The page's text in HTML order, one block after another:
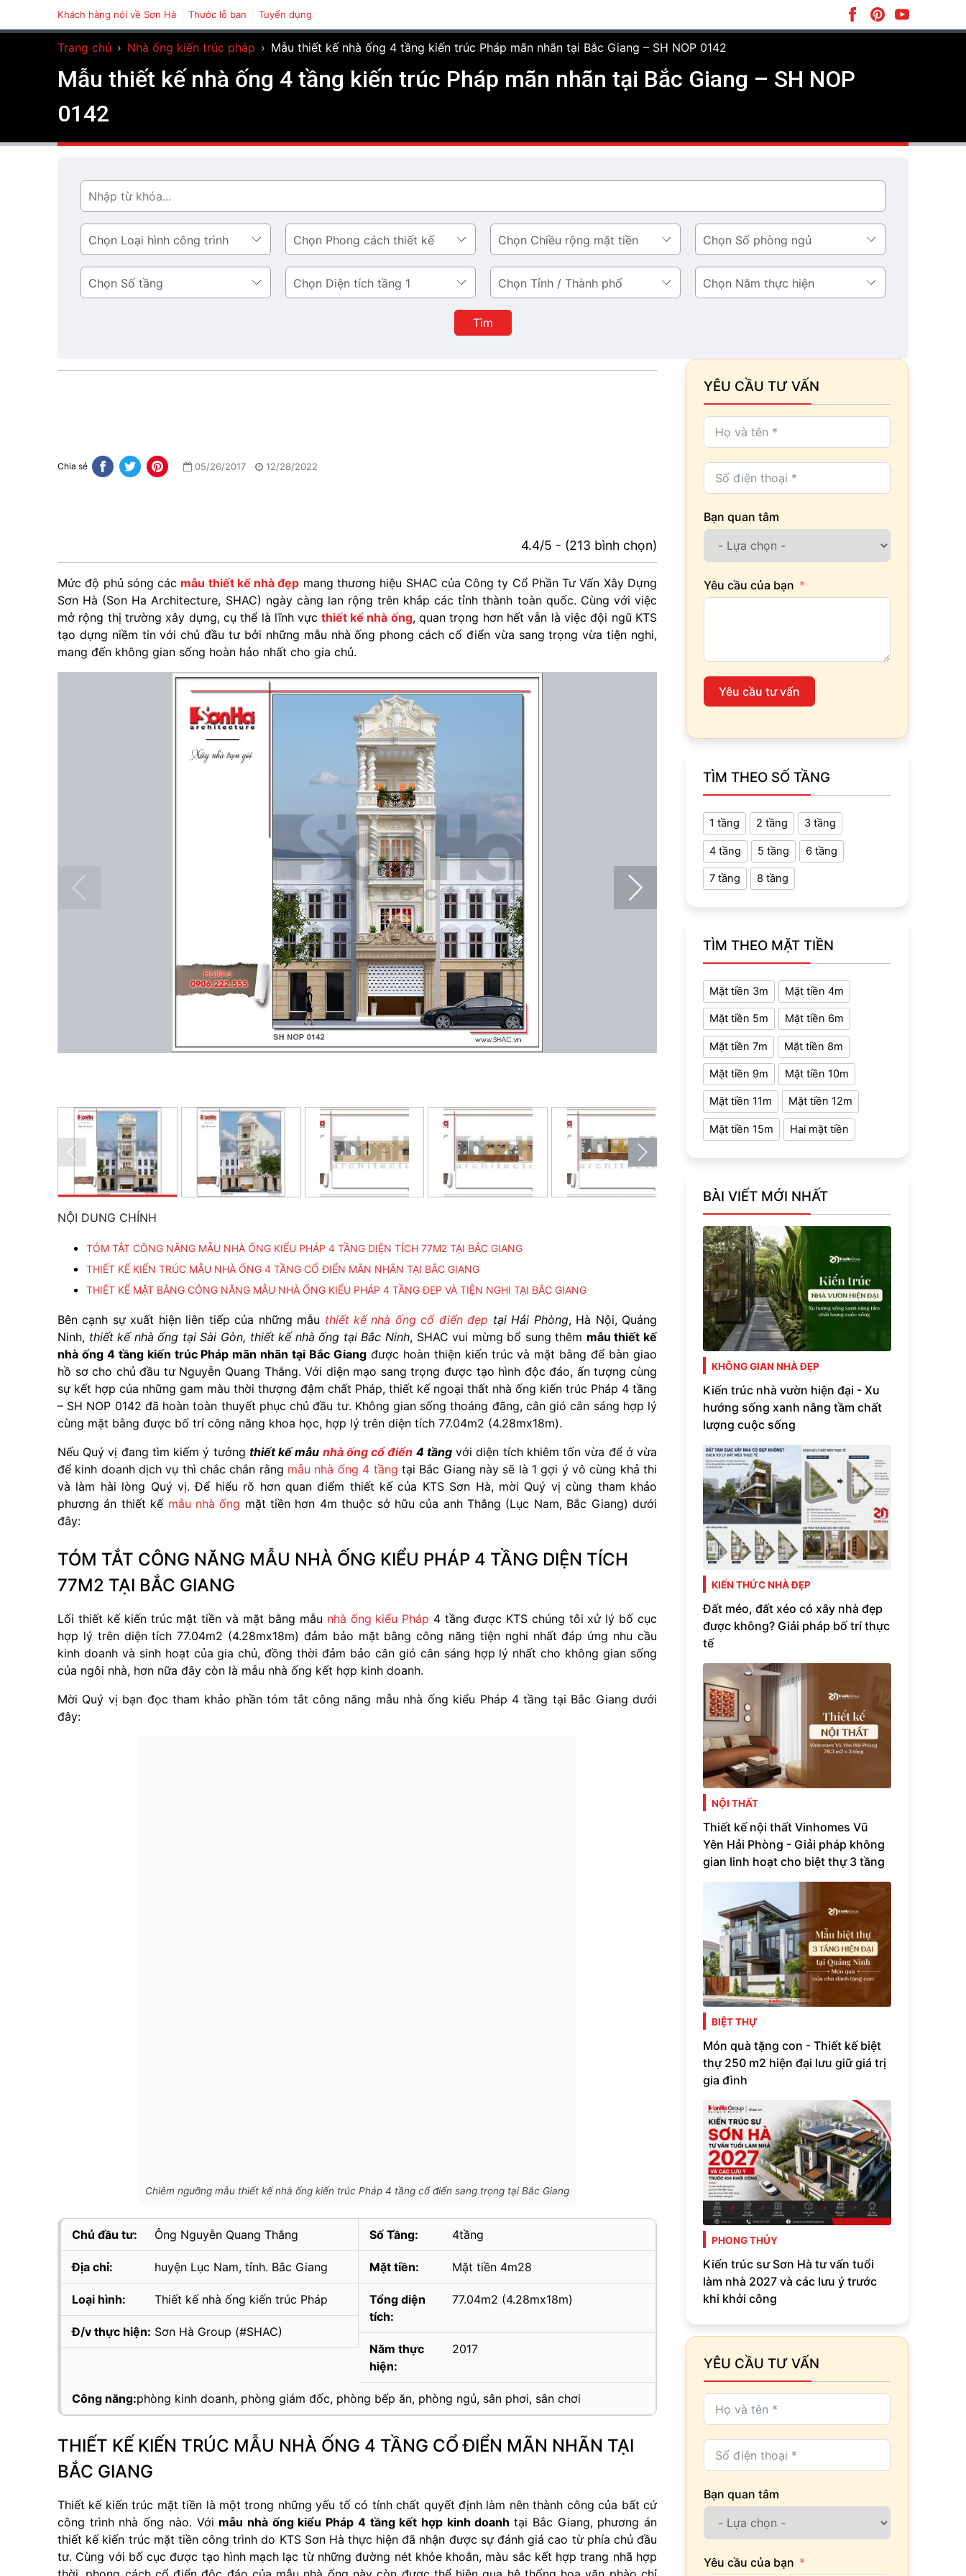
Khách hàng nói về Sơn Hà Thước lỗ ban Tuyển dụng
Trang chủ › Nhà ống kiến trúc pháp › Mẫu thiết kế nhà ống 4 tầng kiến trúc Pháp mãn nhãn tại Bắc Giang – SH NOP 0142
Mẫu thiết kế nhà ống 4 tầng kiến trúc Pháp mãn nhãn tại Bắc Giang – SH NOP
0142
Tìm
Loại
hình
công
trình
Phong
cách
thiết
kế
Chiều
rộng
mặt
tiền
Số
phòng
ngủ
Số
tầng
Diện
tích
Tỉnh
/
Thành
phố
Năm
thực
Tìm
Chia sẻ 05/26/2017 12/28/2022
4.4/5 - (213 bình chọn)
Mức độ phủ sóng các mẫu thiết kế nhà đẹp mang thương hiệu SHAC của Công ty Cổ Phần Tư Vấn Xây Dựng
Sơn Hà (Son Ha Architecture, SHAC) ngày càng lan rộng trên khắp các tỉnh thành toàn quốc. Cùng với việc
mở rộng thị trường xây dựng, cụ thể là lĩnh vực thiết kế nhà ống, quan trọng hơn hết vẫn là việc đội ngũ KTS
tạo dựng niềm tin với chủ đầu tư bởi những mẫu nhà ống phong cách cổ điển vừa sang trọng vừa tiện nghi,
mang đến không gian sống hoàn hảo nhất cho gia chủ.
NỘI DUNG CHÍNH
TÓM TẮT CÔNG NĂNG MẪU NHÀ ỐNG KIỂU PHÁP 4 TẦNG DIỆN TÍCH 77M2 TẠI BẮC GIANG
THIẾT KẾ KIẾN TRÚC MẪU NHÀ ỐNG 4 TẦNG CỔ ĐIỂN MÃN NHÃN TẠI BẮC GIANG
THIẾT KẾ MẶT BẰNG CÔNG NĂNG MẪU NHÀ ỐNG KIỂU PHÁP 4 TẦNG ĐẸP VÀ TIỆN NGHI TẠI BẮC GIANG
Bên cạnh sự xuất hiện liên tiếp của những mẫu thiết kế nhà ống cổ điển đẹp tại Hải Phòng, Hà Nội, Quảng
Ninh, thiết kế nhà ống tại Sài Gòn, thiết kế nhà ống tại Bắc Ninh, SHAC vui mừng bổ sung thêm mẫu thiết kế
nhà ống 4 tầng kiến trúc Pháp mãn nhãn tại Bắc Giang được hoàn thiện kiến trúc và mặt bằng để bàn giao
hồ sơ cho chủ đầu tư Nguyễn Quang Thắng. Với diện mạo sang trọng được tạo hình độc đáo, ấn tượng cùng
sự kết hợp của những gam màu thời thượng đậm chất Pháp, thiết kế ngoại thất nhà ống kiến trúc Pháp 4 tầng
– SH NOP 0142 đã hoàn toàn thuyết phục chủ đầu tư. Không gian sống thoáng đãng, cân gió cân sáng hợp lý
cùng mặt bằng được bố trí công năng khoa học, hợp lý trên diện tích 77.04m2 (4.28mx18m).
Nếu Quý vị đang tìm kiếm ý tưởng thiết kế mẫu nhà ống cổ điển 4 tầngvới diện tích khiêm tốn vừa để ở vừa
để kinh doanh dịch vụ thì chắc chắn rằng mẫu nhà ống 4 tầng tại Bắc Giang này sẽ là 1 gợi ý vô cùng khả thi
và làm hài lòng Quý vị. Để hiểu rõ hơn quan điểm thiết kế của KTS Sơn Hà, mời Quý vị cùng tham khảo
phương án thiết kế mẫu nhà ống mặt tiền hơn 4m thuộc sở hữu của anh Thắng (Lục Nam, Bắc Giang) dưới
đây:
TÓM TẮT CÔNG NĂNG MẪU NHÀ ỐNG KIỂU PHÁP 4 TẦNG DIỆN TÍCH
77M2 TẠI BẮC GIANG
Lối thiết kế kiến trúc mặt tiền và mặt bằng mẫu nhà ống kiểu Pháp 4 tầng được KTS chúng tôi xử lý bố cục
hợp lý trên diện tích 77.04m2 (4.28mx18m) đảm bảo mặt bằng công năng tiện nghi nhất đáp ứng nhu cầu
kinh doanh và sinh hoạt của gia chủ, đồng thời đảm bảo cân gió cân sáng hợp lý nhất cho không gian sống
của ngôi nhà, hơn nữa đây còn là mẫu nhà ống kết hợp kinh doanh.
Mời Quý vị bạn đọc tham khảo phần tóm tắt công năng mẫu nhà ống kiểu Pháp 4 tầng tại Bắc Giang dưới
đây:
Chiêm ngưỡng mẫu thiết kế nhà ống kiến trúc Pháp 4 tầng cổ điển sang trọng tại Bắc Giang
Chủ đầu tư: Ông Nguyễn Quang Thắng
Địa chỉ: huyện Lục Nam, tỉnh. Bắc Giang
Loại hình: Thiết kế nhà ống kiến trúc Pháp
Đ/v thực hiện: Sơn Hà Group (#SHAC)
Số Tầng: 4tầng
Mặt tiền: Mặt tiền 4m28
Tổng diện
tích:
77.04m2 (4.28mx18m)
Năm thực
hiện:
2017
Công năng:phòng kinh doanh, phòng giám đốc, phòng bếp ăn, phòng ngủ, sân phơi, sân chơi
THIẾT KẾ KIẾN TRÚC MẪU NHÀ ỐNG 4 TẦNG CỔ ĐIỂN MÃN NHÃN TẠI
BẮC GIANG
Thiết kế kiến trúc mặt tiền là một trong những yếu tố có tính chất quyết định làm nên thành công của bất cứ
công trình nhà ống nào. Với mẫu nhà ống kiểu Pháp 4 tầng kết hợp kinh doanhtại Bắc Giang, phương án
thiết kế kiến trúc mặt tiền công trình do KTS Sơn Hà thực hiện đã nhận được sự đánh giá cao từ phía chủ đầu
tư. Cùng với bố cục được tạo hình mạch lạc từ những đường nét khỏe khoắn, màu sắc kết hợp trang nhã hợp
YÊU CẦU TƯ VẤN
Bạn quan tâm
Yêu cầu của bạn
Yêu cầu tư vấn
TÌM THEO SỐ TẦNG
1 tầng 2 tầng 3 tầng
4 tầng 5 tầng 6 tầng
7 tầng 8 tầng
TÌM THEO MẶT TIỀN
Mặt tiền 3m Mặt tiền 4m
Mặt tiền 5m Mặt tiền 6m
Mặt tiền 7m Mặt tiền 8m
Mặt tiền 9m Mặt tiền 10m
Mặt tiền 11m Mặt tiền 12m
Mặt tiền 15m Hai mặt tiền
BÀI VIẾT MỚI NHẤT
KHÔNG GIAN NHÀ ĐẸP
Kiến trúc nhà vườn hiện đại - Xu
hướng sống xanh nâng tầm chất
lượng cuộc sống
KIẾN THỨC NHÀ ĐẸP
Đất méo, đất xéo có xây nhà đẹp
được không? Giải pháp bố trí thực
tế
NỘI THẤT
Thiết kế nội thất Vinhomes Vũ
Yên Hải Phòng - Giải pháp không
gian linh hoạt cho biệt thự 3 tầng
BIỆT THỰ
Món quà tặng con - Thiết kế biệt
thự 250 m2 hiện đại lưu giữ giá trị
gia đình
PHONG THỦY
Kiến trúc sư Sơn Hà tư vấn tuổi
làm nhà 2027 và các lưu ý trước
khi khởi công
YÊU CẦU TƯ VẤN
Bạn quan tâm
Yêu cầu của bạn